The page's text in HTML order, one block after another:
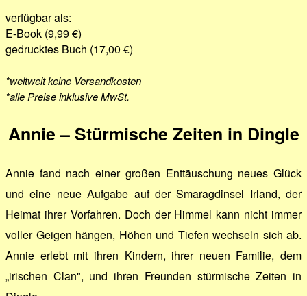
verfügbar als:
E-Book (9,99 €)
gedrucktes Buch (17,00 €)
*weltweit keine Versandkosten
*alle Preise inklusive MwSt.
Annie – Stürmische Zeiten in Dingle
Annie fand nach einer großen Enttäuschung neues Glück
und eine neue Aufgabe auf der Smaragdinsel Irland, der
Heimat ihrer Vorfahren. Doch der Himmel kann nicht immer
voller Geigen hängen, Höhen und Tiefen wechseln sich ab.
Annie erlebt mit ihren Kindern, ihrer neuen Familie, dem
„irischen Clan", und ihren Freunden stürmische Zeiten in